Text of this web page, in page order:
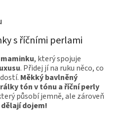
s říčními perlami
, který spojuje
. Přidej jí na ruku něco, co
Měkký bavlněný
tón v tónu a říční perly
působí jemně, ale zároveň
dojem!